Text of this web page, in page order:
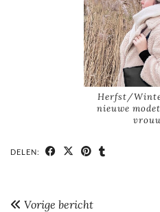
Herfst/
nieuwe
DELEN:
Vorige bericht